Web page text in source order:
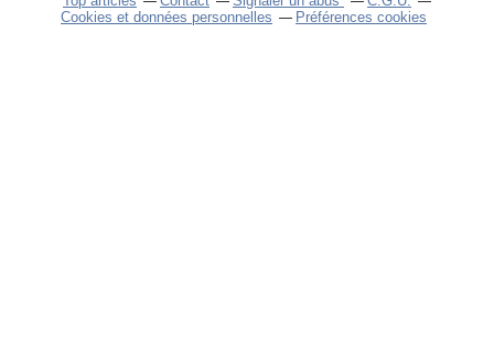
Cookies et données personnelles
Préférences cookies